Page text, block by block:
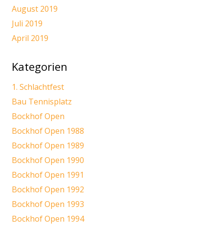
August 2019
Juli 2019
April 2019
Kategorien
1. Schlachtfest
Bau Tennisplatz
Bockhof Open
Bockhof Open 1988
Bockhof Open 1989
Bockhof Open 1990
Bockhof Open 1991
Bockhof Open 1992
Bockhof Open 1993
Bockhof Open 1994